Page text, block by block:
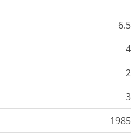
6.5
4
2
3
1985